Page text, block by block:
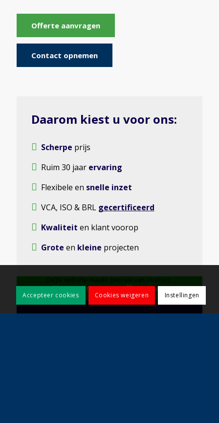
Offerte aanvragen
Contact opnemen
Daarom kiest u voor ons:
Scherpe prijs
Ruim 30 jaar ervaring
Flexibele en snelle inzet
VCA, ISO & BRL gecertificeerd
Kwaliteit en klant voorop
Grote en kleine projecten
Vraag direct een offerte aan
Deze website maakt gebruik van cookies.
Accepteer cookies
Cookies weigeren Instellingen